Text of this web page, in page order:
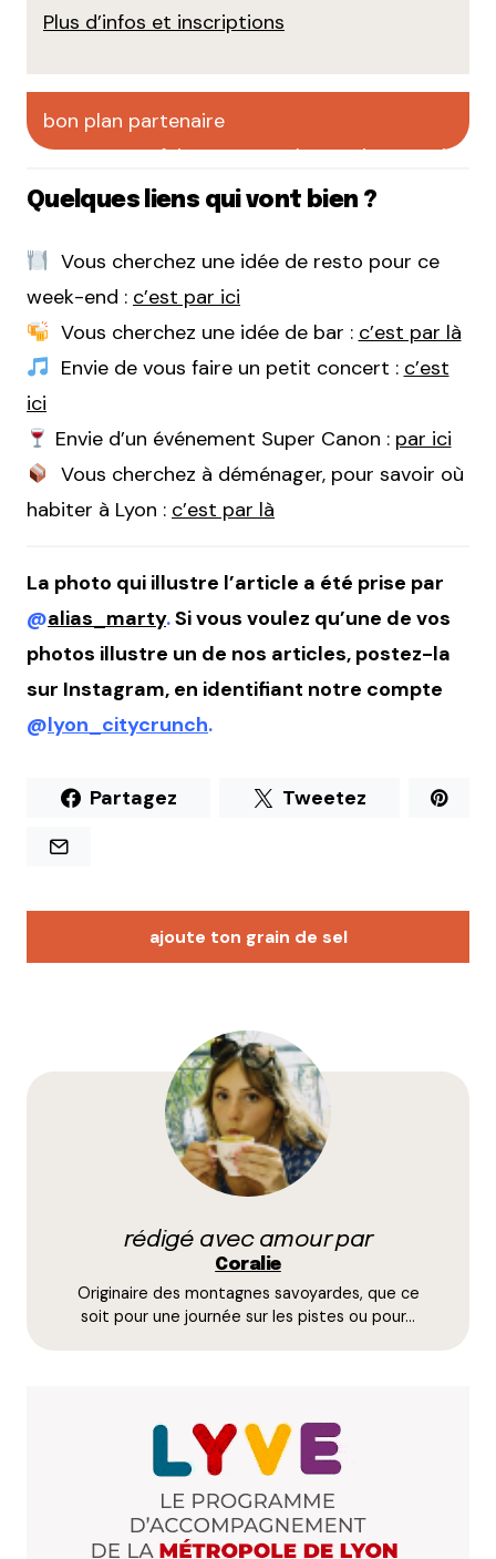
Plus d’infos et inscriptions
bon plan partenaire
faites votre pub sur CityCrunch
Quelques liens qui vont bien ?
Vous cherchez une idée de resto pour ce
week-end : c’est par ici
Vous cherchez une idée de bar : c’est par là
Envie de vous faire un petit concert : c’est
ici
Envie d’un événement Super Canon : par ici
Vous cherchez à déménager, pour savoir où
habiter à Lyon : c’est par là
La photo qui illustre l’article a été prise par
@alias_marty.Si vous voulez qu’une de vos
photos illustre un de nos articles, postez-la
sur Instagram, en identifiant notre compte
@lyon_citycrunch.
Partagez Tweetez
ajoute ton grain de sel
Votre adresse e-mail ne sera pas publiée.
champs obligatoires sont indiqués avec
E-mail*
Prévenez-moi de tous les nouveaux commentaires
rédigé avec amour par
Coralie
Originaire des montagnes savoyardes, que ce
soit pour une journée sur les pistes ou pour…